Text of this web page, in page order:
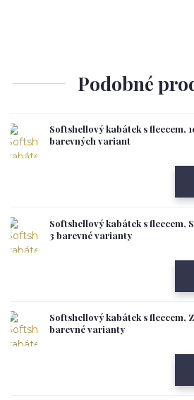
Podobné
Softshellový kabátek s fleecem,
barevných variant
Softshellový kabátek s fleecem,
3 barevné varianty
Softshellový kabátek s fleecem,
barevné varianty